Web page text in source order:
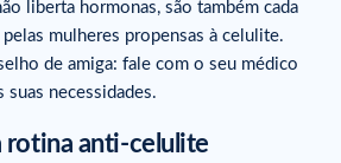
liberta hormonas, são também cada
mulheres propensas à celulite.
de amiga: fale com o seu médico
suas necessidades.
rotina anti-celulite